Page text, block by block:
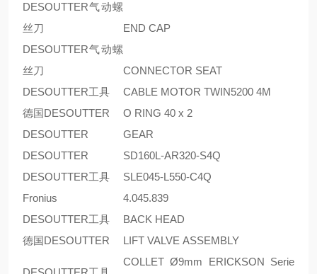
DESOUTTER气动螺
丝刀
END CAP
DESOUTTER气动螺
丝刀
CONNECTOR SEAT
DESOUTTER工具
CABLE MOTOR TWIN5200 4M
德国DESOUTTER
O RING 40 x 2
DESOUTTER
GEAR
DESOUTTER
SD160L-AR320-S4Q
DESOUTTER工具
SLE045-L550-C4Q
Fronius
4.045.839
DESOUTTER工具
BACK HEAD
德国DESOUTTER
LIFT VALVE ASSEMBLY
COLLET Ø9mm ERICKSON Serie